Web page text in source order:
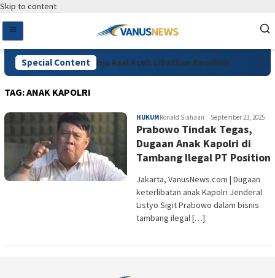
Skip to content
Special Content
Ungkap 132 Kg Ganja Asal Aceh Libatkan Residivis
TAG:ANAK KAPOLRI
HUKUMRonald Siahaan September 23, 2025
Prabowo Tindak Tegas,
Dugaan Anak Kapolri di
Tambang Ilegal PT Position
Jakarta, VanusNews.com | Dugaan
keterlibatan anak Kapolri Jenderal
Listyo Sigit Prabowo dalam bisnis
tambang ilegal […]